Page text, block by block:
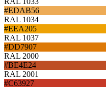
#EDAB56
RAL 1034
#EEA205
RAL 1037
#DD7907
RAL 2000
#BE4E24
RAL 2001
#C63927